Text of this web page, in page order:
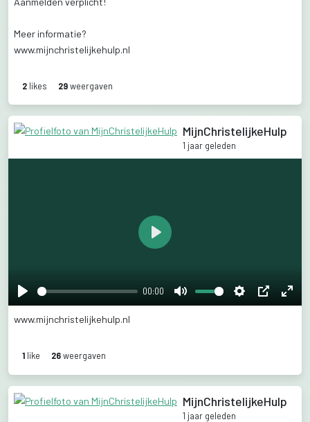
Meer informatie?
www.mijnchristelijkehulp.nl
2likes 29weergaven
MijnChristelijkeHulp
1 jaar geleden
Play
00:00
Mute Settings
PIP
Play
www.mijnchristelijkehulp.nl
1like 26weergaven
MijnChristelijkeHulp
1 jaar geleden